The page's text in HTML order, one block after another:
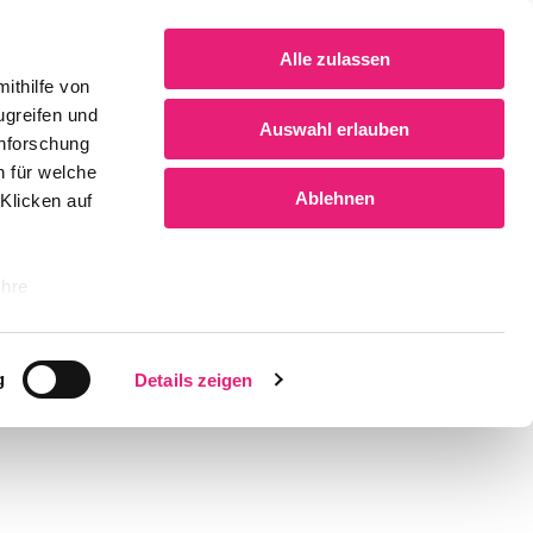
von
und
für welche
auf
Medien
Details zeigen
Alle zulassen
Auswahl erlauben
Ablehnen